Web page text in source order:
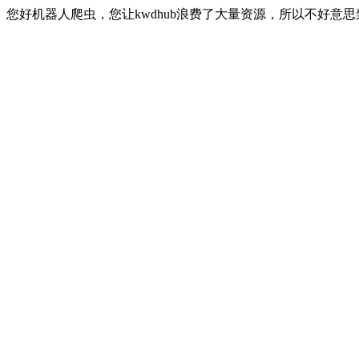
您好机器人爬虫，您让kwdhub浪费了大量资源，所以不好意思